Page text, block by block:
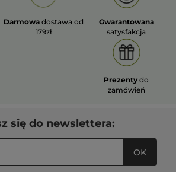
Darmowa dostawa od
179zł
Gwarantowana
satysfakcja
Prezenty do
zamówień
się do newslettera:
OK